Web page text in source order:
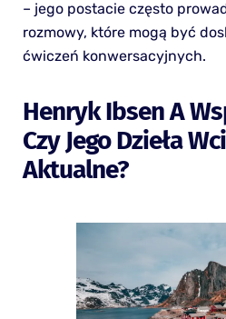
– jego postacie często
rozmowy, które mogą być
ćwiczeń konwersacyjnych.
Henryk Ibsen A
Czy Jego Dzieła
Aktualne?